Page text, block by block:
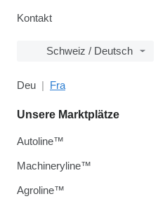
Kontakt
Schweiz / Deutsch
Deu Fra
Unsere Marktplätze
Autoline™
Machineryline™
Agroline™